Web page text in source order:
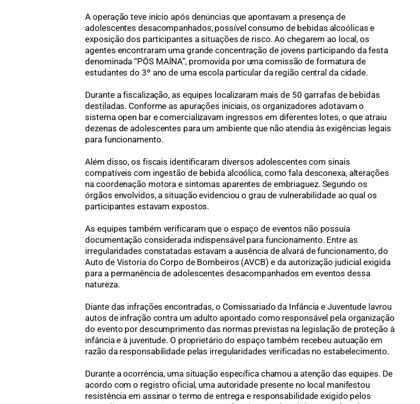
A operação teve início após denúncias que apontavam a presença de
adolescentes desacompanhados, possível consumo de bebidas alcoólicas e
exposição dos participantes a situações de risco. Ao chegarem ao local, os
agentes encontraram uma grande concentração de jovens participando da festa
denominada “PÓS MAÍNA”, promovida por uma comissão de formatura de
estudantes do 3º ano de uma escola particular da região central da cidade.
Durante a fiscalização, as equipes localizaram mais de 50 garrafas de bebidas
destiladas. Conforme as apurações iniciais, os organizadores adotavam o
sistema open bar e comercializavam ingressos em diferentes lotes, o que atraiu
dezenas de adolescentes para um ambiente que não atendia às exigências legais
para funcionamento.
Além disso, os fiscais identificaram diversos adolescentes com sinais
compatíveis com ingestão de bebida alcoólica, como fala desconexa, alterações
na coordenação motora e sintomas aparentes de embriaguez. Segundo os
órgãos envolvidos, a situação evidenciou o grau de vulnerabilidade ao qual os
participantes estavam expostos.
As equipes também verificaram que o espaço de eventos não possuía
documentação considerada indispensável para funcionamento. Entre as
irregularidades constatadas estavam a ausência de alvará de funcionamento, do
Auto de Vistoria do Corpo de Bombeiros (AVCB) e da autorização judicial exigida
para a permanência de adolescentes desacompanhados em eventos dessa
natureza.
Diante das infrações encontradas, o Comissariado da Infância e Juventude lavrou
autos de infração contra um adulto apontado como responsável pela organização
do evento por descumprimento das normas previstas na legislação de proteção à
infância e à juventude. O proprietário do espaço também recebeu autuação em
razão da responsabilidade pelas irregularidades verificadas no estabelecimento.
Durante a ocorrência, uma situação específica chamou a atenção das equipes. De
acordo com o registro oficial, uma autoridade presente no local manifestou
resistência em assinar o termo de entrega e responsabilidade exigido pelos